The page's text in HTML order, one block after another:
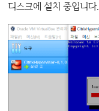
디스크에 설치 중입니다.